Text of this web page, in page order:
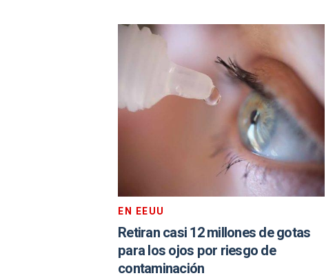
EN EEUU
Retiran casi 12 millones de gotas
para los ojos por riesgo de
contaminación